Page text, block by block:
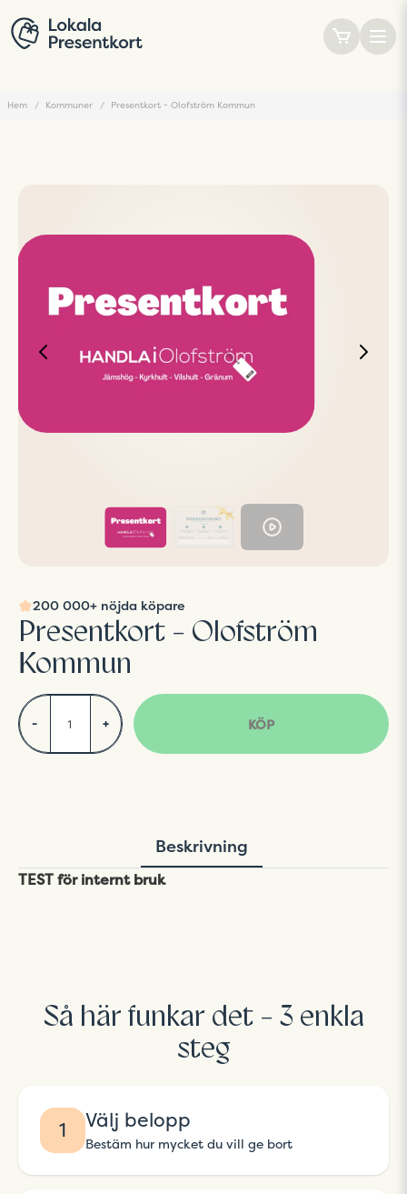
Hem Kommuner Presentkort - Olofström Kommun
200 000+ nöjda köpare
Presentkort - Olofström
Kommun
- + KÖP
Beskrivning
TEST för internt bruk
Så här funkar det - 3 enkla
steg
1 Välj belopp
Bestäm hur mycket du vill ge bort